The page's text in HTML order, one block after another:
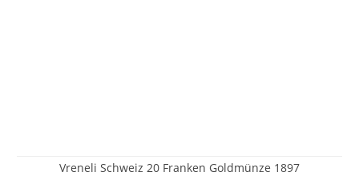
Vreneli Schweiz 20 Franken Goldmünze 1897